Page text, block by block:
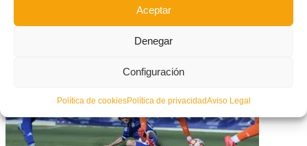
Aceptar
Denegar
Configuración
Política de cookiesPolítica de privacidadAviso Legal
Catorce nuevos equipos prebenjamines se suman a la segunda fase de la